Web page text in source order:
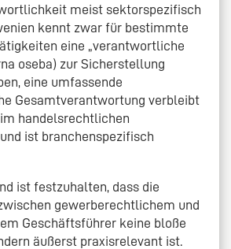
meist sektorspezifisch
kennt zwar für bestimmte
eine „verantwortliche
oseba) zur Sicherstellung
eine umfassende
Gesamtverantwortung verbleibt
handelsrechtlichen
ist branchenspezifisch
ist festzuhalten, dass die
gewerberechtlichem und
Geschäftsführer keine bloße
äußerst praxisrelevant ist.